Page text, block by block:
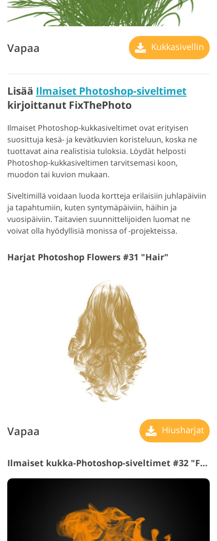
Vapaa Kukkasivellin
Lisää Ilmaiset Photoshop-siveltimet
kirjoittanut FixThePhoto
Ilmaiset Photoshop-kukkasiveltimet ovat erityisen
suosittuja kesä- ja kevätkuvien koristeluun, koska ne
tuottavat aina realistisia tuloksia. Löydät helposti
Photoshop-kukkasiveltimen tarvitsemasi koon,
muodon tai kuvion mukaan.
Siveltimillä voidaan luoda kortteja erilaisiin juhlapäiviin
ja tapahtumiin, kuten syntymäpäiviin, häihin ja
vuosipäiviin. Taitavien suunnittelijoiden luomat ne
voivat olla hyödyllisiä monissa of -projekteissa.
Harjat Photoshop Flowers #31 "Hair"
Vapaa Hiusharjat
Ilmaiset kukka-Photoshop-siveltimet #32 "Fire"